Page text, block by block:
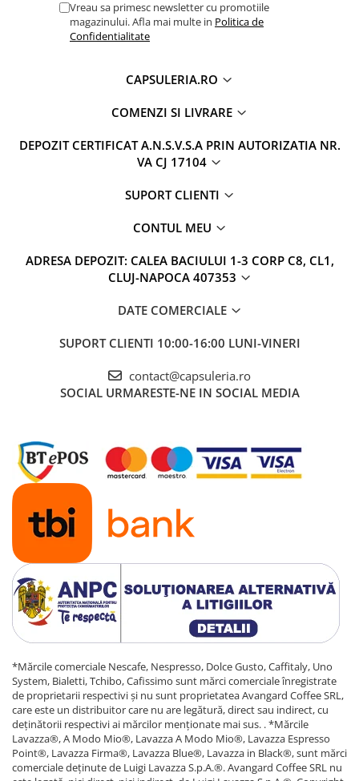
Vreau sa primesc newsletter cu promotiile
magazinului. Afla mai multe in Politica de
Confidentialitate
CAPSULERIA.RO
COMENZI SI LIVRARE
DEPOZIT CERTIFICAT A.N.S.V.S.A PRIN AUTORIZATIA NR.
VA CJ 17104
SUPORT CLIENTI
CONTUL MEU
ADRESA DEPOZIT: CALEA BACIULUI 1-3 CORP C8, CL1,
CLUJ-NAPOCA 407353
DATE COMERCIALE
SUPORT CLIENTI 10:00-16:00 LUNI-VINERI
contact@capsuleria.ro
SOCIAL URMARESTE-NE IN SOCIAL MEDIA
*Mărcile comerciale Nescafe, Nespresso, Dolce Gusto, Caffitaly, Uno
System, Bialetti, Tchibo, Cafissimo sunt mărci comerciale înregistrate
de proprietarii respectivi și nu sunt proprietatea Avangard Coffee SRL,
care este un distribuitor care nu are legătură, direct sau indirect, cu
deținătorii respectivi ai mărcilor menționate mai sus. . *Mărcile
Lavazza®, A Modo Mio®, Lavazza A Modo Mio®, Lavazza Espresso
Point®, Lavazza Firma®, Lavazza Blue®, Lavazza in Black®, sunt mărci
comerciale deținute de Luigi Lavazza S.p.A.®. Avangard Coffee SRL nu